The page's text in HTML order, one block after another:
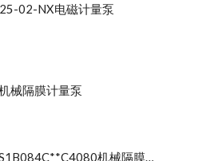
02-NX电磁计量泵
械隔膜计量泵
SEKO赛高MS1B084C**C4080机械隔膜计量泵